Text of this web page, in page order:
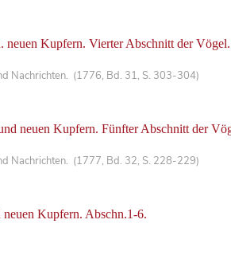
neuen Kupfern. Vierter Abschnitt der Vögel.
Nachrichten. (1776, Bd. 31, S. 303-304)
neuen Kupfern. Fünfter Abschnitt der
Nachrichten. (1777, Bd. 32, S. 228-229)
neuen Kupfern. Abschn.1-6.